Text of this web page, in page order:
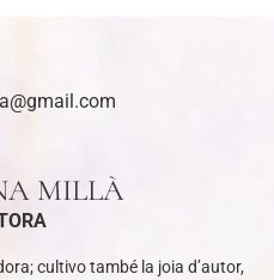
MILLÀ
cultivo també la joia d’autor,